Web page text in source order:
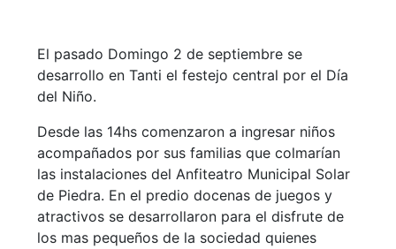
El pasado Domingo 2 de septiembre se
desarrollo en Tanti el festejo central por el Día
del Niño.
Desde las 14hs comenzaron a ingresar niños
acompañados por sus familias que colmarían
las instalaciones del Anfiteatro Municipal Solar
de Piedra. En el predio docenas de juegos y
atractivos se desarrollaron para el disfrute de
los mas pequeños de la sociedad quienes